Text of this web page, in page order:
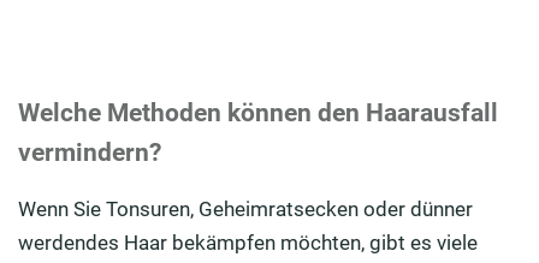
Welche Methoden können den Haarausfall
vermindern?
Wenn Sie Tonsuren, Geheimratsecken oder dünner
werdendes Haar bekämpfen möchten, gibt es viele